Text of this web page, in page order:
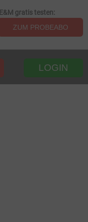
E&M gratis testen:
ZUM PROBEABO
LOGIN